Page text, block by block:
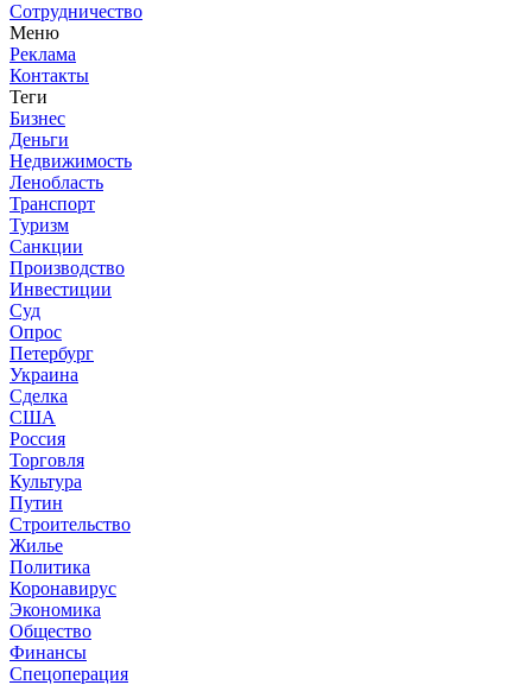
Сотрудничество
Меню
Реклама
Контакты
Теги
Бизнес
Деньги
Недвижимость
Ленобласть
Транспорт
Туризм
Санкции
Производство
Инвестиции
Суд
Опрос
Петербург
Украина
Сделка
США
Россия
Торговля
Культура
Путин
Строительство
Жилье
Политика
Коронавирус
Экономика
Общество
Финансы
Спецоперация